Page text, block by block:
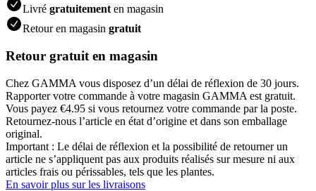
Livré gratuitement en magasin
Retour en magasin gratuit
Retour gratuit en magasin
Chez GAMMA vous disposez d’un délai de réflexion de 30 jours.
Rapporter votre commande à votre magasin GAMMA est gratuit.
Vous payez €4.95 si vous retournez votre commande par la poste.
Retournez-nous l’article en état d’origine et dans son emballage
original.
Important : Le délai de réflexion et la possibilité de retourner un
article ne s’appliquent pas aux produits réalisés sur mesure ni aux
articles frais ou périssables, tels que les plantes.
En savoir plus sur les livraisons